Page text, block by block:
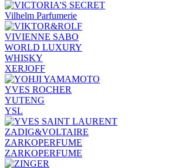
Vilhelm Parfumerie
VIVIENNE SABO
WORLD LUXURY
WHISKY
XERJOFF
YVES ROCHER
YUTENG
YSL
ZADIG&VOLTAIRE
ZARKOPERFUME
ZARKOPERFUME